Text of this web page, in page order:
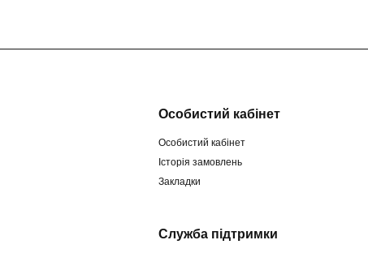
Особистий кабінет
Особистий кабінет
Історія замовлень
Закладки
Служба підтримки